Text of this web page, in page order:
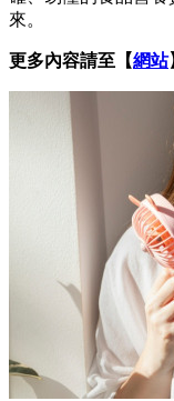
來。
更多內容請至【網站